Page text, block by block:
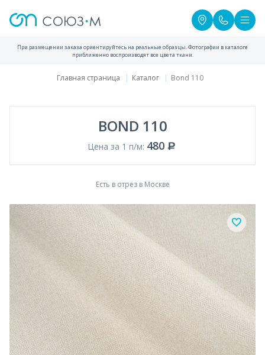
При размещении заказа ориентируйтесь на реальные образцы. Фотографии в каталоге
приближенно воспроизводят все цвета ткани.
Главная страница Каталог Bond 110
BOND 110
Цена за 1 п/м: 480
Есть в отрез в Москве